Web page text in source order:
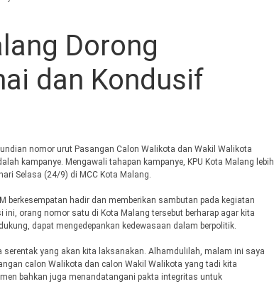
Dorong
dan Kondusif
nomor urut Pasangan Calon Walikota dan Wakil Walikota
kampanye. Mengawali tahapan kampanye, KPU Kota Malang lebih
Selasa (24/9) di MCC Kota Malang.
berkesempatan hadir dan memberikan sambutan pada kegiatan
orang nomor satu di Kota Malang tersebut berharap agar kita
dapat mengedepankan kedewasaan dalam berpolitik.
yang akan kita laksanakan. Alhamdulilah, malam ini saya
calon Walikota dan calon Wakil Walikota yang tadi kita
bahkan juga menandatangani pakta integritas untuk